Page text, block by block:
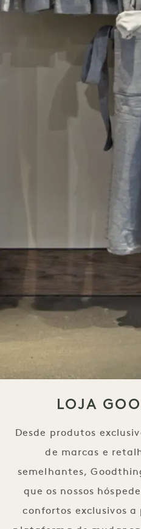
LOJA
Desde produtos
de marcas e
semelhantes,
que os nossos
confortos exclusivos